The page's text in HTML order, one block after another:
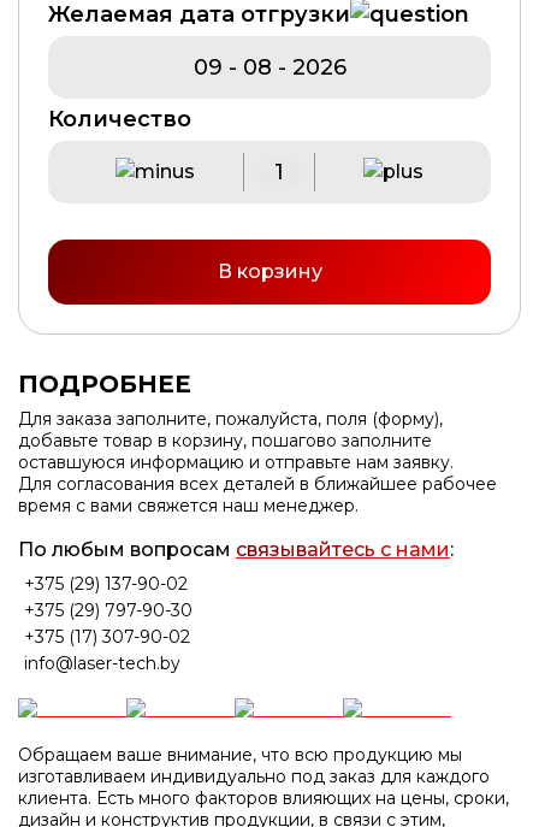
Желаемая дата отгрузки
Количество
В корзину
ПОДРОБНЕЕ
Для заказа заполните, пожалуйста, поля (форму),
добавьте товар в корзину, пошагово заполните
оставшуюся информацию и отправьте нам заявку.
Для согласования всех деталей в ближайшее рабочее
время с вами свяжется наш менеджер.
По любым вопросам связывайтесь с нами:
+375 (29) 137-90-02
+375 (29) 797-90-30
+375 (17) 307-90-02
info@laser-tech.by
Обращаем ваше внимание, что всю продукцию мы
изготавливаем индивидуально под заказ для каждого
клиента. Есть много факторов влияющих на цены, сроки,
дизайн и конструктив продукции, в связи с этим,